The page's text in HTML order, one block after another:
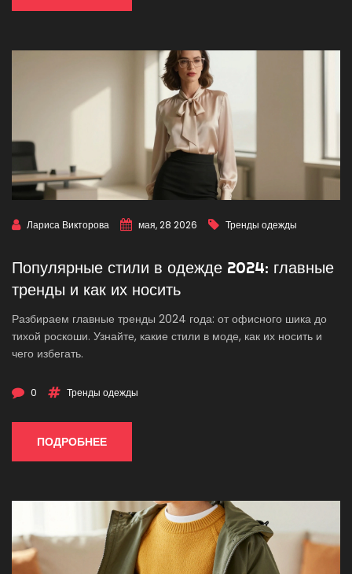
Лариса Викторова мая, 28 2026 Тренды одежды
Популярные стили в одежде 2024: главные
тренды и как их носить
Разбираем главные тренды 2024 года: от офисного шика до
тихой роскоши. Узнайте, какие стили в моде, как их носить и
чего избегать.
0 Тренды одежды
ПОДРОБНЕЕ